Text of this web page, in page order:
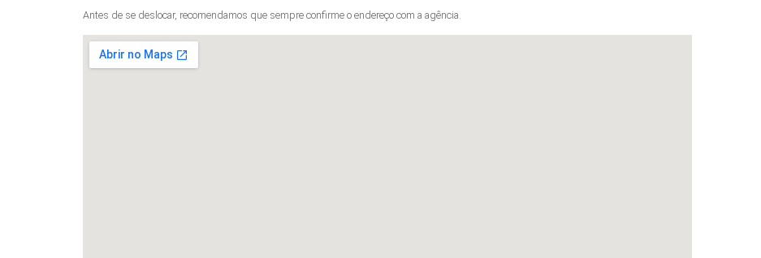
Antes de se deslocar, recomendamos que sempre confirme o endereço com a agência.